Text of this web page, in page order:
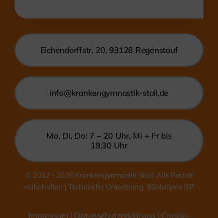
Eichendorffstr. 20, 93128 Regenstauf
info@krankengymnastik-stoll.de
Mo, Di, Do: 7 – 20 Uhr, Mi + Fr bis
18:30 Uhr
© 2012 - 2026 Krankengymnastik Stoll. Alle Rechte
vorbehalten | Technische Umsetzung 8Solutions ISP
Impressum | Datenschutzerklärung | Cookie-